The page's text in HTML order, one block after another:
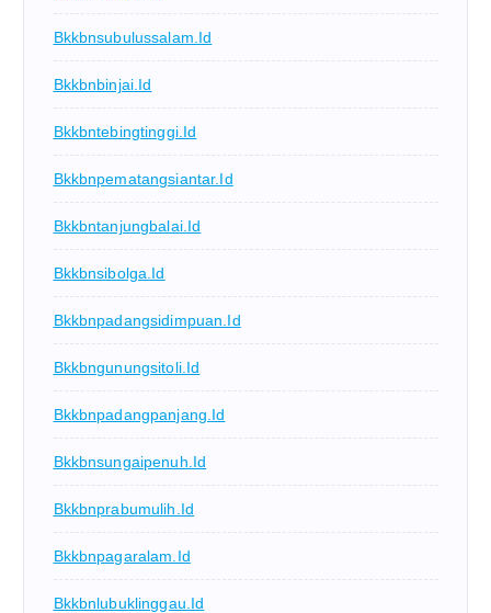
Bkkbnsubulussalam.id
Bkkbnbinjai.id
Bkkbntebingtinggi.id
Bkkbnpematangsiantar.id
Bkkbntanjungbalai.id
Bkkbnsibolga.id
Bkkbnpadangsidimpuan.id
Bkkbngunungsitoli.id
Bkkbnpadangpanjang.id
Bkkbnsungaipenuh.id
Bkkbnprabumulih.id
Bkkbnpagaralam.id
Bkkbnlubuklinggau.id